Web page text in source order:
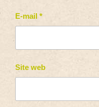
E-mail *
Site web